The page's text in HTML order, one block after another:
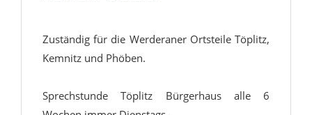
Zuständig für die Werderaner Ortsteile Töplitz,
Kemnitz und Phöben.
Sprechstunde Töplitz Bürgerhaus alle 6